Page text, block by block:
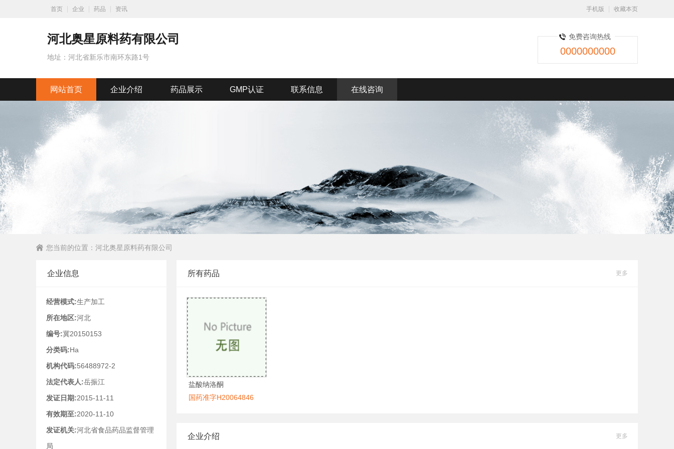
首页 企业 药品 资讯 手机版 收藏本页
河北奥星原料药有限公司
地址：河北省新乐市南环东路1号
免费咨询热线
0000000000
网站首页 企业介绍 药品展示 GMP认证 联系信息 在线咨询
您当前的位置： 河北奥星原料药有限公司
所有药品 更多
盐酸纳洛酮
国药准字H20064846
企业介绍 更多
企业信息
经营模式:生产加工
所在地区:河北
编号:冀20150153
分类码:Ha
机构代码:56488972-2
法定代表人:岳振江
发证日期:2015-11-11
有效期至:2020-11-10
发证机关:河北省食品药品监督管理
局